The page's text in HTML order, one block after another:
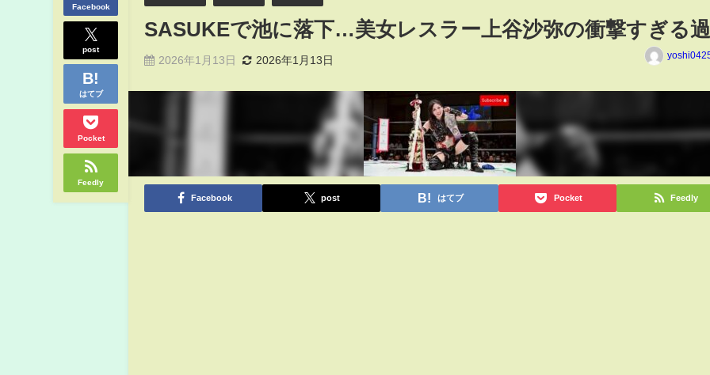
Facebook
post
はてブ
Pocket
Feedly
SASUKEで池に落下…美女レスラー上谷沙弥の衝撃すぎる
2026年1月13日 2026年1月13日
Facebook post はてブ Pocket Feedly